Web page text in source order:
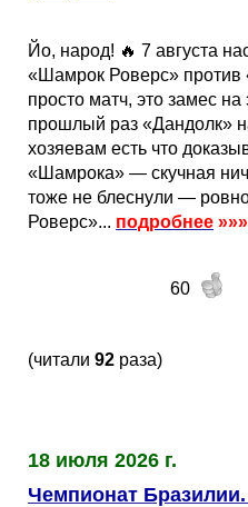
Йо, народ! 🔥 7 августа
«Шамрок Роверс» против
просто матч, это замес
прошлый раз «Дандолк»
хозяевам есть что
«Шамрока» — скучная
тоже не блеснули —
Роверс»... подробнее »»»
60
(читали 92 раза)
18 июля 2026 г.
Чемпионат